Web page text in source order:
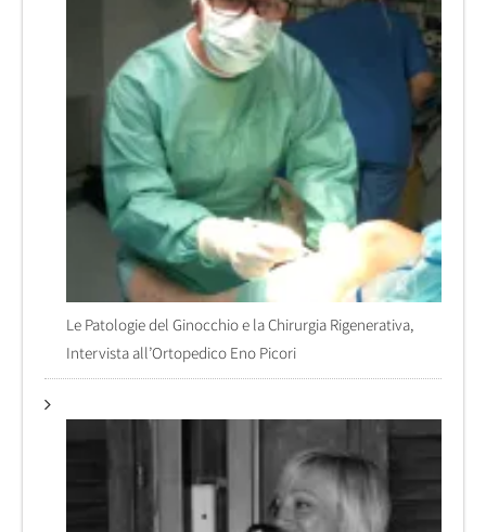
Le Patologie del Ginocchio e la Chirurgia Rigenerativa,
Intervista all’Ortopedico Eno Picori